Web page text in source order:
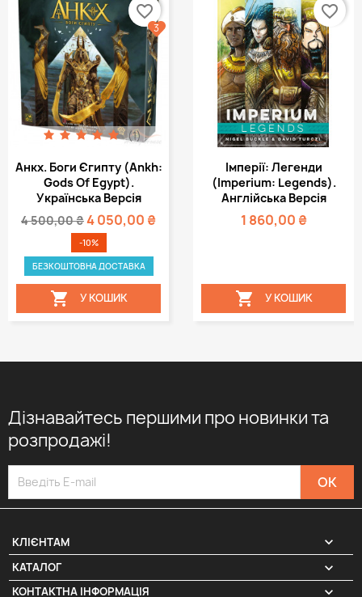
Анкх. Боги Єгипту (Ankh:
Gods Of Egypt).
Українська Версія
4 500,00 ₴4 050,00 ₴
(1)
-10%
БЕЗКОШТОВНА ДОСТАВКА
 У КОШИК
favorite_border
3
Імперії: Легенди
(Imperium: Legends).
Англійська Версія
1 860,00 ₴
 У КОШИК
favorite_border
Дізнавайтесь першими про новинки та
розпродажі!
КЛІЄНТАМ 
КАТАЛОГ 
КОНТАКТНА ІНФОРМАЦІЯ keyboard_arrow_down